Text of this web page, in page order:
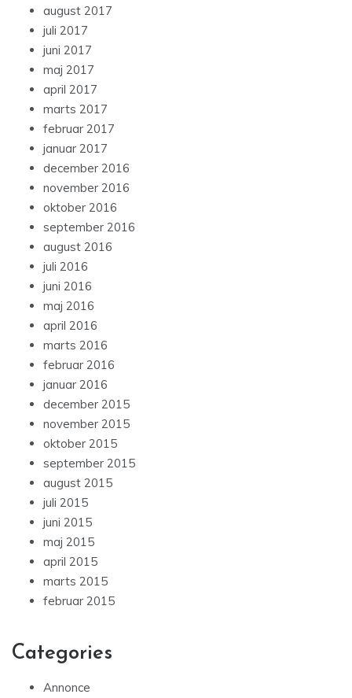
august 2017
juli 2017
juni 2017
maj 2017
april 2017
marts 2017
februar 2017
januar 2017
december 2016
november 2016
oktober 2016
september 2016
august 2016
juli 2016
juni 2016
maj 2016
april 2016
marts 2016
februar 2016
januar 2016
december 2015
november 2015
oktober 2015
september 2015
august 2015
juli 2015
juni 2015
maj 2015
april 2015
marts 2015
februar 2015
Categories
Annonce